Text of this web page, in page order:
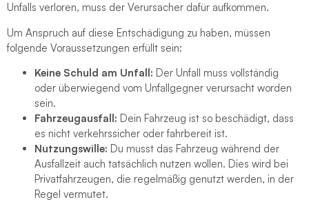
Unfalls verloren, muss der Verursacher dafür aufkommen.
Um Anspruch auf diese Entschädigung zu haben, müssen
folgende Voraussetzungen erfüllt sein:
Keine Schuld am Unfall: Der Unfall muss vollständig
oder überwiegend vom Unfallgegner verursacht worden
sein.
Fahrzeugausfall: Dein Fahrzeug ist so beschädigt, dass
es nicht verkehrssicher oder fahrbereit ist.
Nutzungswille: Du musst das Fahrzeug während der
Ausfallzeit auch tatsächlich nutzen wollen. Dies wird bei
Privatfahrzeugen, die regelmäßig genutzt werden, in der
Regel vermutet.